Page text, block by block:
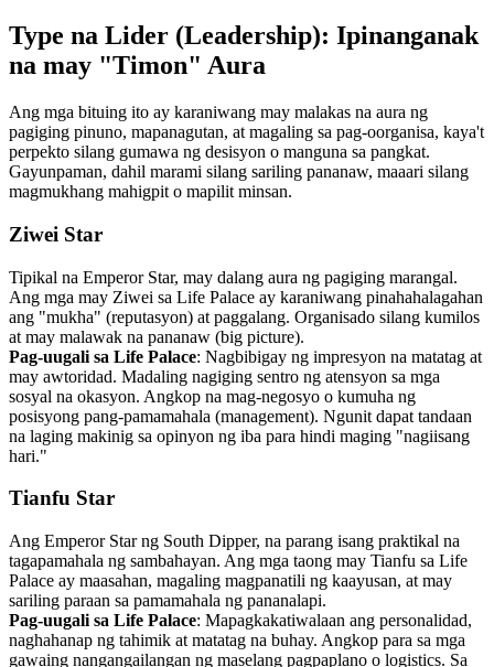
Type na Lider (Leadership): Ipinanganak
na may "Timon" Aura
Ang mga bituing ito ay karaniwang may malakas na aura ng
pagiging pinuno, mapanagutan, at magaling sa pag-oorganisa, kaya't
perpekto silang gumawa ng desisyon o manguna sa pangkat.
Gayunpaman, dahil marami silang sariling pananaw, maaari silang
magmukhang mahigpit o mapilit minsan.
Ziwei Star
Tipikal na Emperor Star, may dalang aura ng pagiging marangal.
Ang mga may Ziwei sa Life Palace ay karaniwang pinahahalagahan
ang "mukha" (reputasyon) at paggalang. Organisado silang kumilos
at may malawak na pananaw (big picture).
Pag-uugali sa Life Palace: Nagbibigay ng impresyon na matatag at
may awtoridad. Madaling nagiging sentro ng atensyon sa mga
sosyal na okasyon. Angkop na mag-negosyo o kumuha ng
posisyong pang-pamamahala (management). Ngunit dapat tandaan
na laging makinig sa opinyon ng iba para hindi maging "nagiisang
hari."
Tianfu Star
Ang Emperor Star ng South Dipper, na parang isang praktikal na
tagapamahala ng sambahayan. Ang mga taong may Tianfu sa Life
Palace ay maasahan, magaling magpanatili ng kaayusan, at may
sariling paraan sa pamamahala ng pananalapi.
Pag-uugali sa Life Palace: Mapagkakatiwalaan ang personalidad,
naghahanap ng tahimik at matatag na buhay. Angkop para sa mga
gawaing nangangailangan ng maselang pagpaplano o logistics. Sa